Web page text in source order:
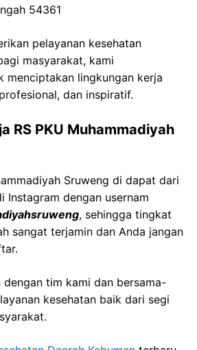
54361
pelayanan kesehatan
masyarakat, kami
menciptakan lingkungan kerja
dan inspiratif.
RS PKU Muhammadiyah
Sruweng di dapat dari
Instagram dengan usernam
, sehingga tingkat
sangat terjamin dan Anda jangan
dengan tim kami dan bersama-
kesehatan baik dari segi